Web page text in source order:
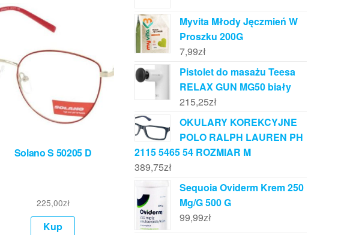
Solano S 50205 D
225,00zł
Kup
Myvita Młody Jęczmień W
Proszku 200G
7,99zł
Pistolet do masażu Teesa
RELAX GUN MG50 biały
215,25zł
OKULARY KOREKCYJNE
POLO RALPH LAUREN PH
2115 5465 54 ROZMIAR M
389,75zł
Sequoia Oviderm Krem 250
Mg/G 500 G
99,99zł